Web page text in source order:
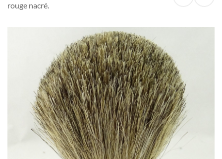
rouge nacré.